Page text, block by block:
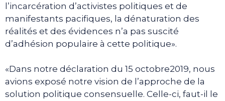
l’incarcération d’activistes politiques et de
manifestants pacifiques, la dénaturation des
réalités et des évidences n’a pas suscité
d’adhésion populaire à cette politique».
«Dans notre déclaration du 15 octobre2019, nous
avions exposé notre vision de l’approche de la
solution politique consensuelle. Celle-ci, faut-il le